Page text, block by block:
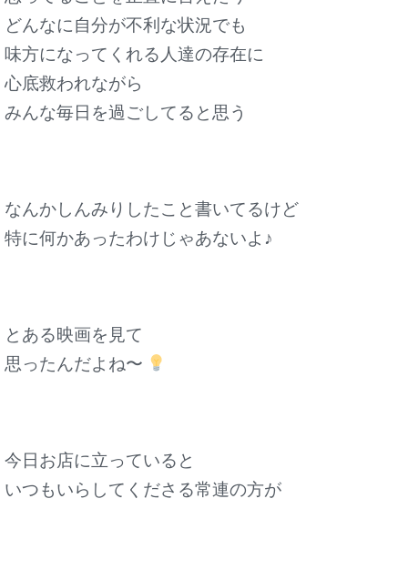
どんなに自分が不利な状況でも
味方になってくれる人達の存在に
心底救われながら
みんな毎日を過ごしてると思う
なんかしんみりしたこと書いてるけど
特に何かあったわけじゃあないよ♪
とある映画を見て
思ったんだよね〜
今日お店に立っていると
いつもいらしてくださる常連の方が